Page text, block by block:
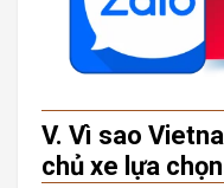
V. Vì sao
chủ xe lựa chọn